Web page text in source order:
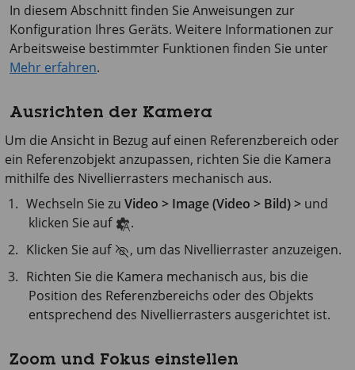
In diesem Abschnitt finden Sie Anweisungen zur
Konfiguration Ihres Geräts. Weitere Informationen zur
Arbeitsweise bestimmter Funktionen finden Sie unter
Mehr erfahren.
Ausrichten der Kamera
Um die Ansicht in Bezug auf einen Referenzbereich oder
ein Referenzobjekt anzupassen, richten Sie die Kamera
mithilfe des Nivellierrasters mechanisch aus.
Wechseln Sie zuVideo > Image (Video > Bild) > und
klicken Sie auf
.
Klicken Sie auf
, um das Nivellierraster anzuzeigen.
Richten Sie die Kamera mechanisch aus, bis die
Position des Referenzbereichs oder des Objekts
entsprechend des Nivellierrasters ausgerichtet ist.
Zoom und Fokus einstellen